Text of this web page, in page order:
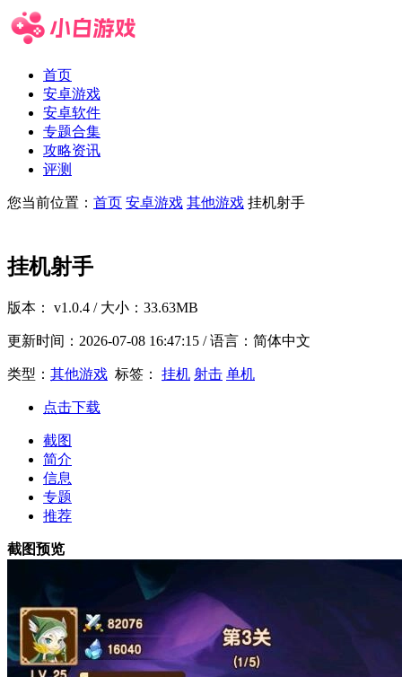
首页
安卓游戏
安卓软件
专题合集
攻略资讯
评测
您当前位置： 首页 安卓游戏 其他游戏 挂机射手
挂机射手
版本： v1.0.4 / 大小：33.63MB
更新时间： 2026-07-08 16:47:15 / 语言：简体中文
类型： 其他游戏 标签： 挂机 射击 单机
点击下载
截图
简介
信息
专题
推荐
截图预览